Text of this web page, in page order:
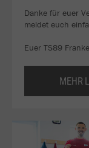
Danke für euer
meldet euch
Euer TS89
MEHR